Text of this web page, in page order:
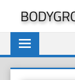
springen